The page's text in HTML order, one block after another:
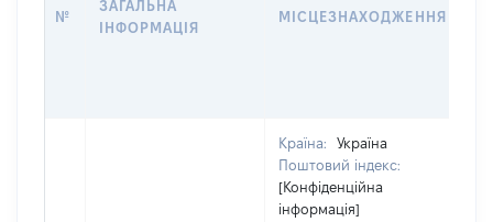
№
ЗАГАЛЬНА
ІНФОРМАЦІЯ
МІСЦЕЗНАХОДЖЕННЯ
Країна:
Україна
Поштовий індекс:
[Конфіденційна
інформація]